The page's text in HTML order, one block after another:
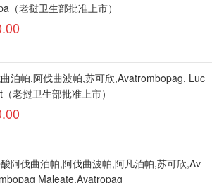
（老挝卫生部批准上市）
泊帕,阿伐曲波帕,苏可欣,Avatrombopag, Luc
老挝卫生部批准上市）
阿伐曲泊帕,阿伐曲波帕,阿凡泊帕,苏可欣,Av
Maleate,Avatropag